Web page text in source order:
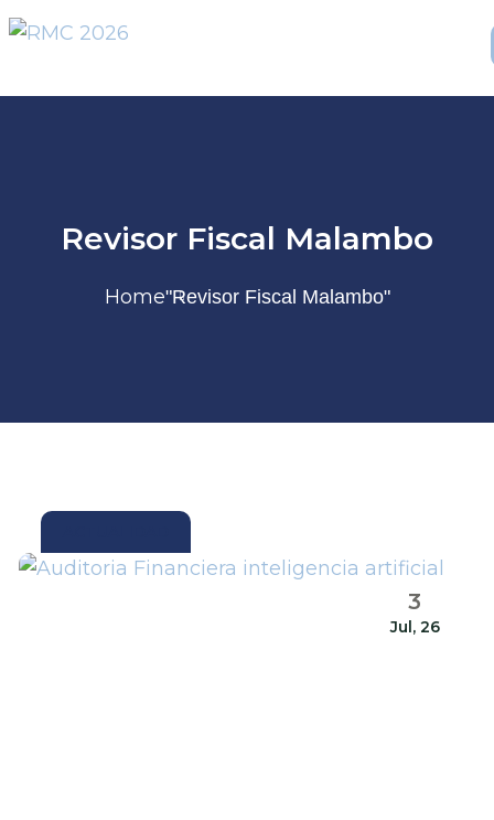
Revisor Fiscal Malambo
Home"Revisor Fiscal Malambo"
3
Jul, 26